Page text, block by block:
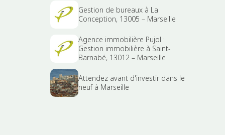
Gestion de bureaux à La
Conception, 13005 – Marseille
Agence immobilière Pujol :
Gestion immobilière à Saint-
Barnabé, 13012 – Marseille
Attendez avant d'investir dans le
neuf à Marseille